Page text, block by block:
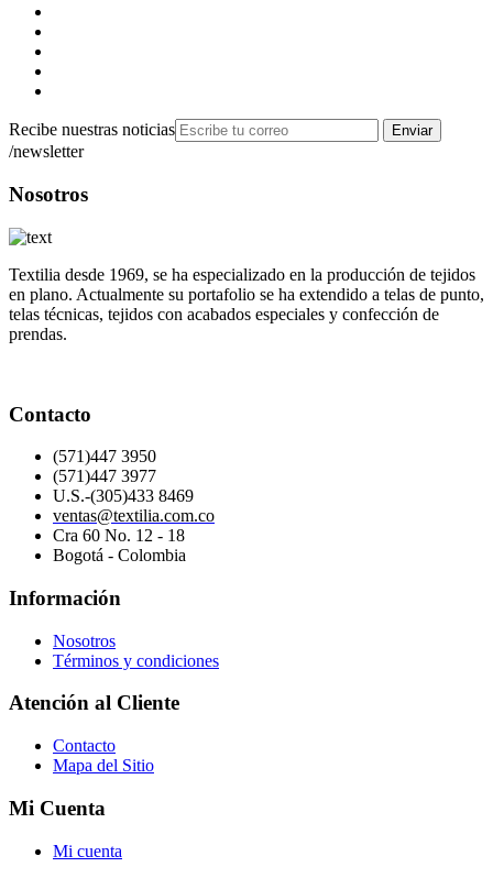
Recibe nuestras noticias Enviar
/newsletter
Nosotros
Textilia desde 1969, se ha especializado en la producción de tejidos
en plano. Actualmente su portafolio se ha extendido a telas de punto,
telas técnicas, tejidos con acabados especiales y confección de
prendas.
Contacto
(571)447 3950
(571)447 3977
U.S.-(305)433 8469
ventas@textilia.com.co
Cra 60 No. 12 - 18
Bogotá - Colombia
Información
Nosotros
Términos y condiciones
Atención al Cliente
Contacto
Mapa del Sitio
Mi Cuenta
Mi cuenta